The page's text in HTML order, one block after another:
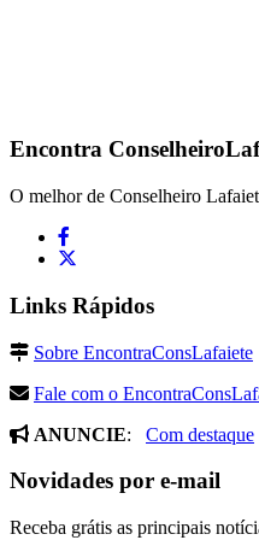
Encontra
O melhor de Conselheiro
Links Rápidos
Sobre EncontraConsLafaiete
Fale com o
ANUNCIE: Com destaque
Novidades por e-mail
Receba grátis as principais